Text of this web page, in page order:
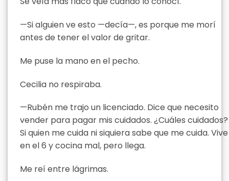
—Si alguien ve esto —decía—, es porque me morí
antes de tener el valor de gritar.
Me puse la mano en el pecho.
Cecilia no respiraba.
—Rubén me trajo un licenciado. Dice que necesito
vender para pagar mis cuidados. ¿Cuáles cuidados?
Si quien me cuida ni siquiera sabe que me cuida. Vive
en el 6 y cocina mal, pero llega.
Me reí entre lágrimas.